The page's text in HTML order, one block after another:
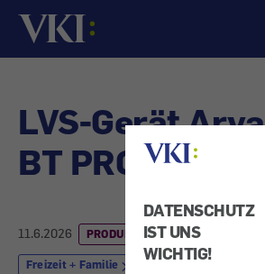
DATENSCHUTZ
IST UNS
WICHTIG!
Startseite
LVS-Gerät
BT PRO
11.6.2026 PRODUKTRÜCKRUF
Freizeit + Familie